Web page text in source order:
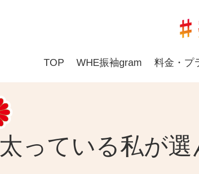
TOP WHE振袖gram 料金・プ
太っている私が